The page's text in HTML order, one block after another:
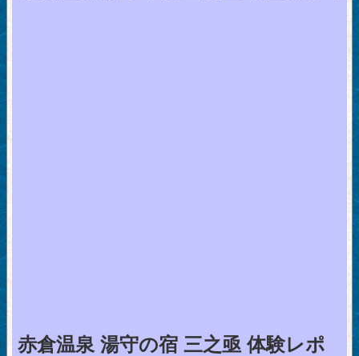
赤倉温泉 湯守の宿 三之亟 体験レポ